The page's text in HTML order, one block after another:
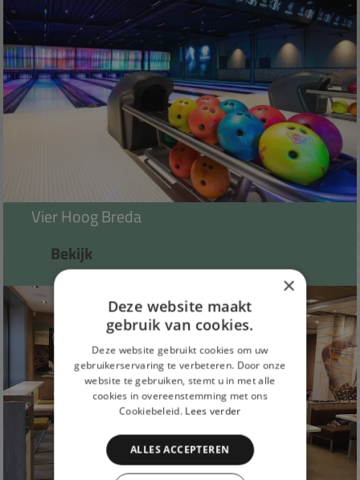
Vier Hoog Breda
Bekijk
×
Deze website maakt
gebruik van cookies.
Deze website gebruikt cookies om uw
gebruikerservaring te verbeteren. Door onze
website te gebruiken, stemt u in met alle
cookies in overeenstemming met ons
Cookiebeleid. Lees verder
ALLES ACCEPTEREN